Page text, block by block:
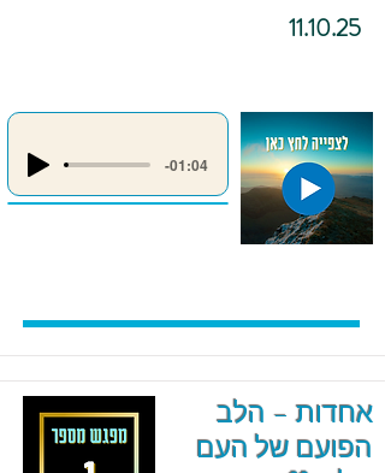
11.10.25
-01:04
אחדות – הלב
הפועם של העם